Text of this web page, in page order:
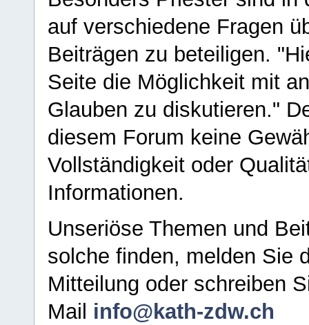
auf verschiedene Fragen
Beiträgen zu beteiligen.
Seite die Möglichkeit mit
Glauben zu diskutieren."
diesem Forum keine
Vollständigkeit oder
Informationen.
Unseriöse Themen und
solche finden, melden Sie
Mitteilung oder schreiben
Mail info@kath-zdw.ch